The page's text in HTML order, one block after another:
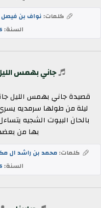
كلمات: نواف بن فيصل
السنة:
جاني بهمس
قصيدة جاني بهمس الليل
ليلة من طولها سرمديه
بالحان البيوت الشجيه
بها من
كلمات: محمد بن راشد ال
السنة: